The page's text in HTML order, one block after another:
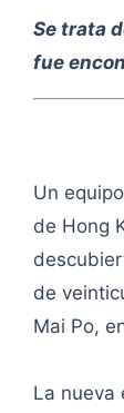
Se trata
fue
Un
de Hong
de
Mai Po,
La nueva